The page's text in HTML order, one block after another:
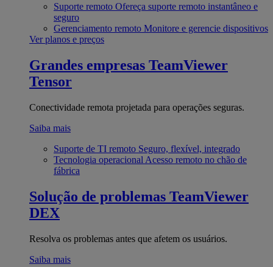
Suporte remoto Ofereça suporte remoto instantâneo e
seguro
Gerenciamento remoto Monitore e gerencie dispositivos
Ver planos e preços
Grandes empresas TeamViewer
Tensor
Conectividade remota projetada para operações seguras.
Saiba mais
Suporte de TI remoto Seguro, flexível, integrado
Tecnologia operacional Acesso remoto no chão de
fábrica
Solução de problemas TeamViewer
DEX
Resolva os problemas antes que afetem os usuários.
Saiba mais